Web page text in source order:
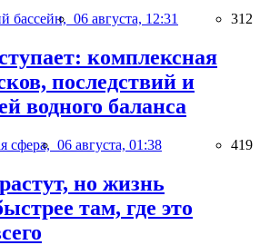
бассейн, 06 августа, 12:31 312
комплексная
последствий и
водного баланса
сфера, 06 августа, 01:38 419
но жизнь
там, где это